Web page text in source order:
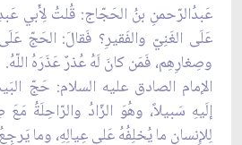
عَبدُالرّحمنِ بنُ الحَجّاج: قُلتُ لِأَبي
عَلَى الغَنِيّ والفَقيرِ؟ فَقالَ: الحَجّ
وصِغارِهِم، فَمَن كانَ لَهُ عُذرٌ عَذَرَهُ اللّهُ.
الإمام الصادق عليه السلام: حَجّ
إلَيهِ سَبيلاً، وهُوَ الزّادُ والرّاحِلَةُ
لِلإِنسانِ ما يُخلِفُهُ عَلى عِيالِهِ، وما